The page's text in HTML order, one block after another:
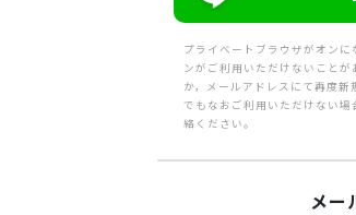
プライベートブラウザがオン
ンがご利用いただけないこと
か，メールアドレスにて再度
でもなおご利用いただけない
絡ください。
メー